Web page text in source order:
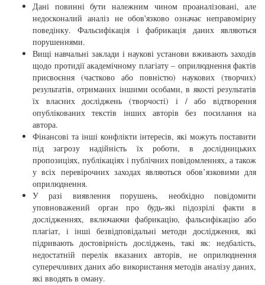
Дані повинні бути належним чином проаналізовані, але
недосконалий аналіз не обов'язково означає неправомірну
поведінку. Фальсифікація і фабрикація даних являються
порушеннями.
Вищі навчальні заклади і наукові установи вживають заходів
щодо протидії академічному плагіату – оприлюднення фактів
присвоєння (частково або повністю) наукових (творчих)
результатів, отриманих іншими особами, в якості результатів
їх власних досліджень (творчості) і / або відтворення
опублікованих текстів інших авторів без посилання на
автора.
Фінансові та інші конфлікти інтересів, які можуть поставити
під загрозу надійність їх роботи, в дослідницьких
пропозиціях, публікаціях і публічних повідомленнях, а також
у всіх перевірочних заходах являються обов’язковими для
оприлюднення.
У разі виявлення порушень, необхідно повідомити
уповноважений орган про будь-які підозрілі факти в
дослідженнях, включаючи фабрикацію, фальсифікацію або
плагіат, і інші безвідповідальні методи дослідження, які
підривають достовірність досліджень, такі як: недбалість,
недостатній перелік вказаних авторів, не оприлюднення
суперечливих даних або використання методів аналізу даних,
які вводять в оману.